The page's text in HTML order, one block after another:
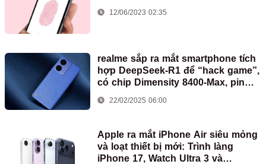
12/06/2023 02:35
realme sắp ra mắt smartphone tích
hợp DeepSeek-R1 để “hack game”,
có chip Dimensity 8400-Max, pin
7.000mAh
22/02/2025 06:00
Apple ra mắt iPhone Air siêu mỏng
và loạt thiết bị mới: Trình làng
iPhone 17, Watch Ultra 3 và